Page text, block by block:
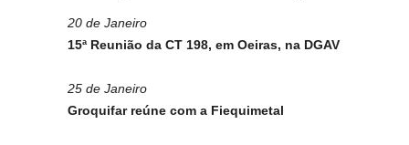
20 de Janeiro
15ª Reunião da CT 198, em Oeiras, na DGAV
25 de Janeiro
Groquifar reúne com a Fiequimetal